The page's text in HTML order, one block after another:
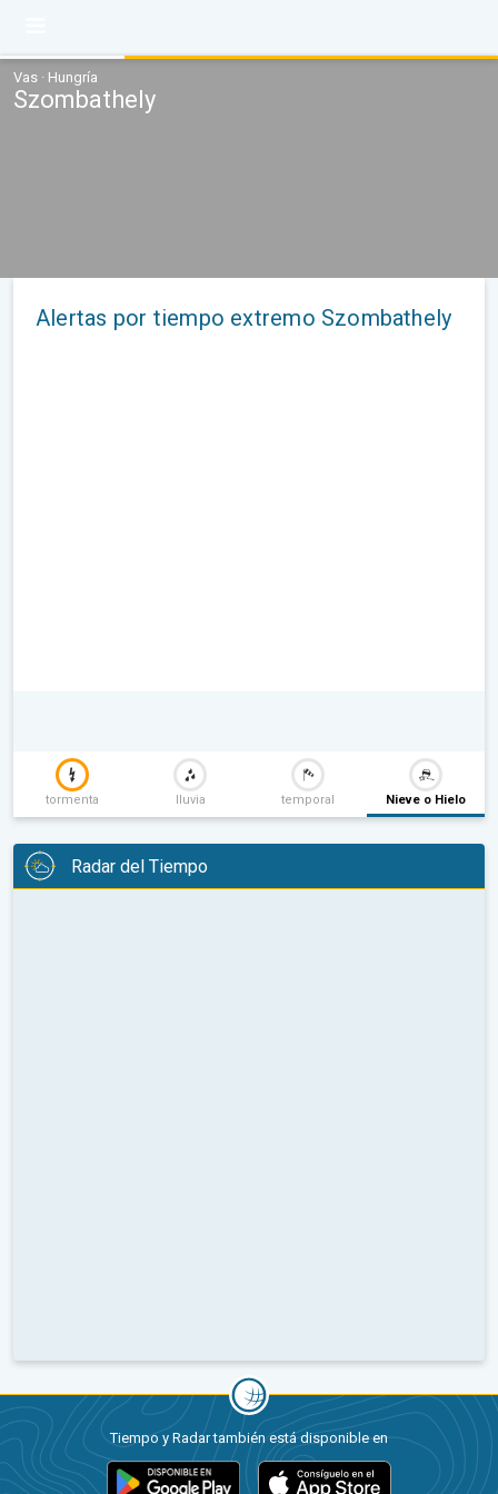
Vas · Hungría
Szombathely
Alertas por tiempo extremo Szombathely
tormenta lluvia temporal Nieve o Hielo
Radar del Tiempo
Tiempo y Radar también está disponible en